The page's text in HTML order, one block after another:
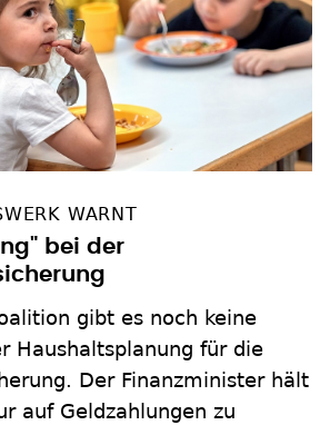
WARNT
bei der
gibt es noch keine
Haushaltsplanung für die
Der Finanzminister hält
auf Geldzahlungen zu